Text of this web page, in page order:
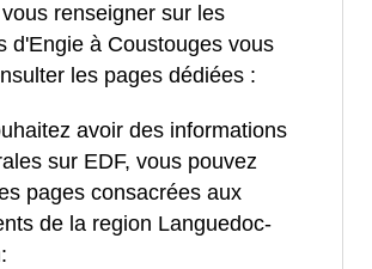
renseigner sur les
d'Engie à Coustouges vous
les pages dédiées :
avoir des informations
sur EDF, vous pouvez
pages consacrées aux
de la region Languedoc-